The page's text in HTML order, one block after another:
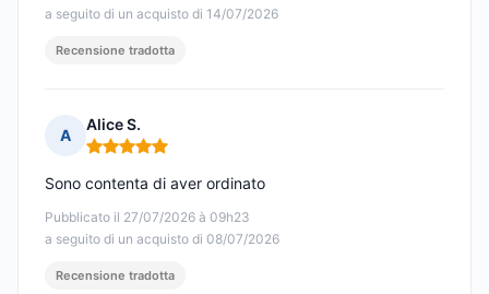
a seguito di un acquisto di 14/07/2026
Recensione tradotta
A
Alice S.
Nota: 5 su 5
Pubblicato il 27/07/2026 à 09h23
a seguito di un acquisto di 08/07/2026
Sono contenta di aver ordinato
Recensione tradotta